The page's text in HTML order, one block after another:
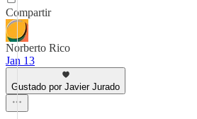
Compartir
Norberto Rico
Jan 13
Gustado por Javier Jurado